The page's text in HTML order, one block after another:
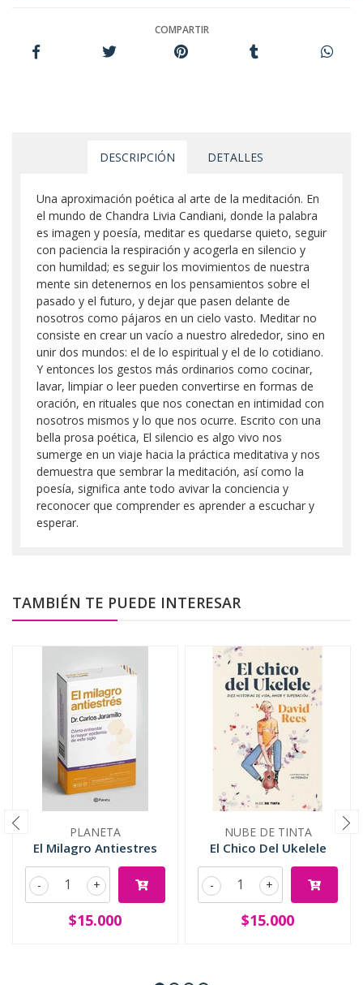
COMPARTIR
DESCRIPCIÓN DETALLES
Una aproximación poética al arte de la meditación. En
el mundo de Chandra Livia Candiani, donde la palabra
es imagen y poesía, meditar es quedarse quieto, seguir
con paciencia la respiración y acogerla en silencio y
con humildad; es seguir los movimientos de nuestra
mente sin detenernos en los pensamientos sobre el
pasado y el futuro, y dejar que pasen delante de
nosotros como pájaros en un cielo vasto. Meditar no
consiste en crear un vacío a nuestro alrededor, sino en
unir dos mundos: el de lo espiritual y el de lo cotidiano.
Y entonces los gestos más ordinarios como cocinar,
lavar, limpiar o leer pueden convertirse en formas de
oración, en rituales que nos conectan en intimidad con
nosotros mismos y lo que nos ocurre. Escrito con una
bella prosa poética, El silencio es algo vivo nos
sumerge en un viaje hacia la práctica meditativa y nos
demuestra que sembrar la meditación, así como la
poesía, significa ante todo avivar la conciencia y
reconocer que comprender es aprender a escuchar y
esperar.
TAMBIÉN TE PUEDE INTERESAR
PLANETA
El Milagro Antiestres
+
-
$15.000
NUBE DE TINTA
El Chico Del Ukelele
+
-
$15.000